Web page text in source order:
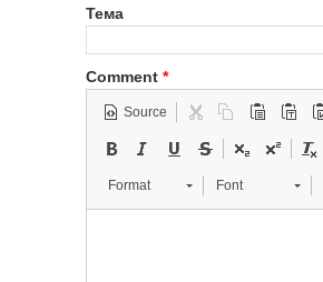
Тема
Comment *
Source
Format Font